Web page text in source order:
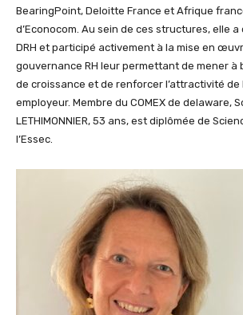
BearingPoint, Deloitte France et Afrique
d’Econocom. Au sein de ces structures, elle
DRH et participé activement à la mise en
gouvernance RH leur permettant de mener à
de croissance et de renforcer l’attractivité de
employeur. Membre du COMEX de delaware,
LETHIMONNIER, 53 ans, est diplômée de
l’Essec.